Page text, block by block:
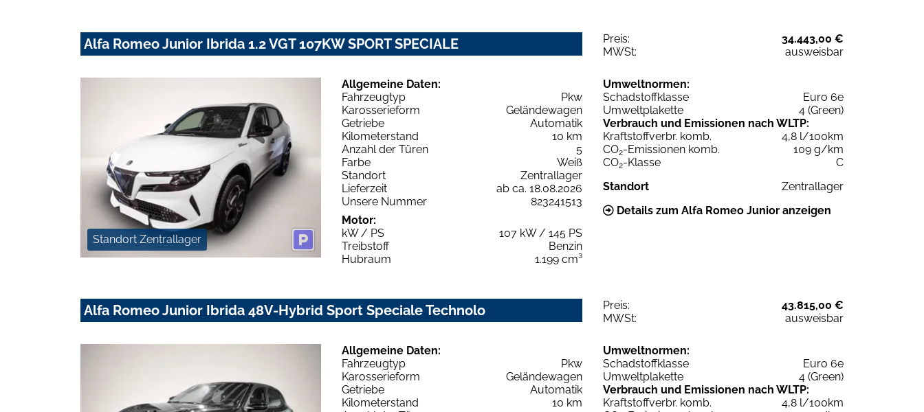
Alfa Romeo Junior Ibrida 1.2 VGT 107KW SPORT SPECIALE Preis:
34.443,00 €
MWSt:
ausweisbar
Standort Zentrallager
Allgemeine Daten:
Fahrzeugtyp
Pkw
Karosserieform
Geländewagen
Getriebe
Automatik
Kilometerstand
10 km
Anzahl der Türen
5
Farbe
Weiß
Standort
Zentrallager
Lieferzeit
ab ca. 18.08.2026
Unsere Nummer
823241513
Motor:
kW / PS
107 kW / 145 PS
Treibstoff
Benzin
Hubraum
1.199 cm³
Umweltnormen:
Schadstoffklasse
Euro 6e
Umweltplakette
4 (Green)
Verbrauch und Emissionen nach WLTP:
Kraftstoffverbr. komb.
4,8 l/100km
CO2-Emissionen komb.
109 g/km
CO2-Klasse
C
Standort
Zentrallager
Details zum Alfa Romeo Junior anzeigen
Alfa Romeo Junior Ibrida 48V-Hybrid Sport Speciale Technolo Preis:
43.815,00 €
MWSt:
ausweisbar
Allgemeine Daten:
Fahrzeugtyp
Pkw
Karosserieform
Geländewagen
Getriebe
Automatik
Kilometerstand
10 km
Umweltnormen:
Schadstoffklasse
Euro 6e
Umweltplakette
4 (Green)
Verbrauch und Emissionen nach WLTP:
Kraftstoffverbr. komb.
4,8 l/100km